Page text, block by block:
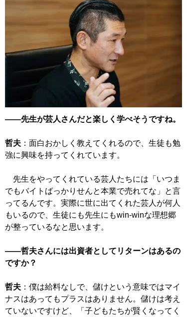
――先生が芸人さんだと楽しく学べそうですね。
哲夫 ：面白おかしく教えてくれるので、生徒も勉
強に興味を持ってくれています。
先生をやってくれている芸人たちには「いつま
でもバイトばっかりせんと本業で売れてな」と言
ってるんです。実際に世に出てくれた芸人が何人
もいるので、生徒にも先生にもwin-winな理想郷
が整っているなと思います。
――哲夫さんには出資者としてリターンはあるの
ですか？
哲夫 ：僕は給料なしで、儲けという意味ではマイ
ナスはあってもプラスはありません。儲けは考え
ていないですけど、「子どもたちが賢くなってく